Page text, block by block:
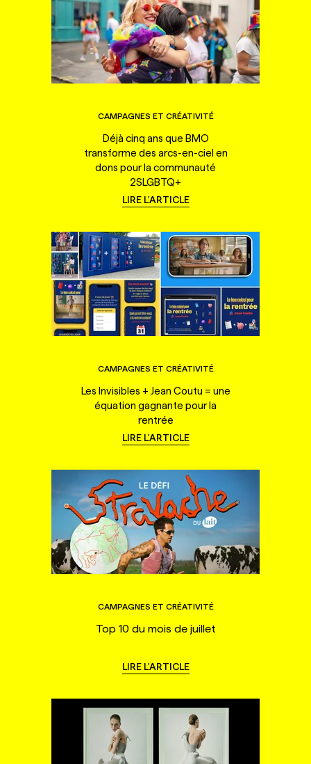
CAMPAGNES ET CRÉATIVITÉ
Déjà cinq ans que BMO
transforme des arcs-en-ciel en
dons pour la communauté
2SLGBTQ+
LIRE L'ARTICLE
CAMPAGNES ET CRÉATIVITÉ
Les Invisibles + Jean Coutu = une
équation gagnante pour la
rentrée
LIRE L'ARTICLE
CAMPAGNES ET CRÉATIVITÉ
Top 10 du mois de juillet
LIRE L'ARTICLE